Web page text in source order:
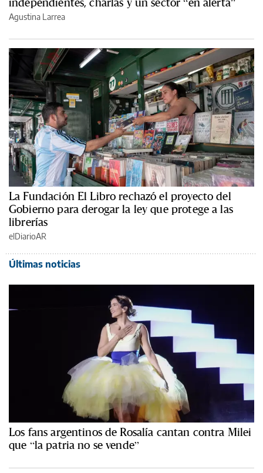
Agustina Larrea
La Fundación El Libro rechazó el proyecto del
Gobierno para derogar la ley que protege a las
librerías
elDiarioAR
Últimas noticias
Los fans argentinos de Rosalía cantan contra Milei
que “la patria no se vende”